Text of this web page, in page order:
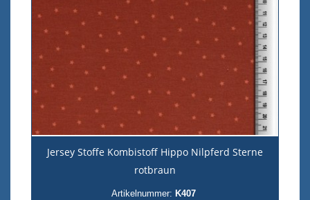
Jersey Stoffe Kombistoff Hippo Nilpferd Sterne
rotbraun
Artikelnummer: K407